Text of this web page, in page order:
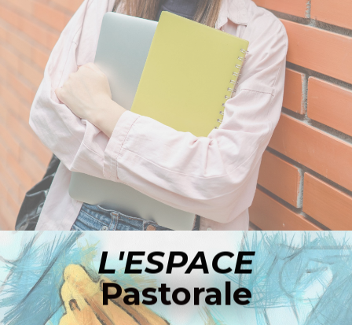
ACCÉDER À L'ESPACE LYCÉE
L'ESPACE
Pastorale